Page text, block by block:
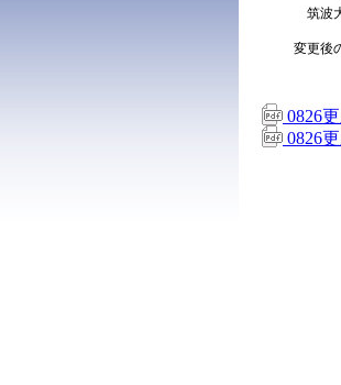
筑波
変更後
0826
0826